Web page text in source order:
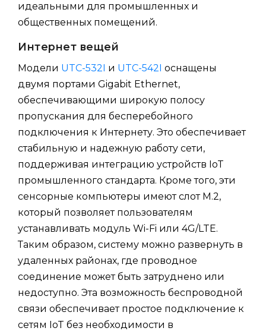
идеальными для промышленных и
общественных помещений.
Интернет вещей
Модели UTC-532I и UTC-542I оснащены
двумя портами Gigabit Ethernet,
обеспечивающими широкую полосу
пропускания для бесперебойного
подключения к Интернету. Это обеспечивает
стабильную и надежную работу сети,
поддерживая интеграцию устройств IoT
промышленного стандарта. Кроме того, эти
сенсорные компьютеры имеют слот M.2,
который позволяет пользователям
устанавливать модуль Wi-Fi или 4G/LTE.
Таким образом, систему можно развернуть в
удаленных районах, где проводное
соединение может быть затруднено или
недоступно. Эта возможность беспроводной
связи обеспечивает простое подключение к
сетям IoT без необходимости в